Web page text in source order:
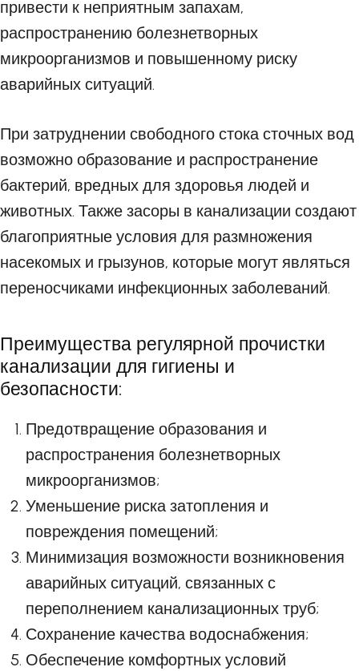
привести к неприятным запахам,
распространению болезнетворных
микроорганизмов и повышенному риску
аварийных ситуаций.
При затруднении свободного стока сточных вод
возможно образование и распространение
бактерий, вредных для здоровья людей и
животных. Также засоры в канализации создают
благоприятные условия для размножения
насекомых и грызунов, которые могут являться
переносчиками инфекционных заболеваний.
Преимущества регулярной прочистки
канализации для гигиены и
безопасности:
Предотвращение образования и
распространения болезнетворных
микроорганизмов;
Уменьшение риска затопления и
повреждения помещений;
Минимизация возможности возникновения
аварийных ситуаций, связанных с
переполнением канализационных труб;
Сохранение качества водоснабжения;
Обеспечение комфортных условий